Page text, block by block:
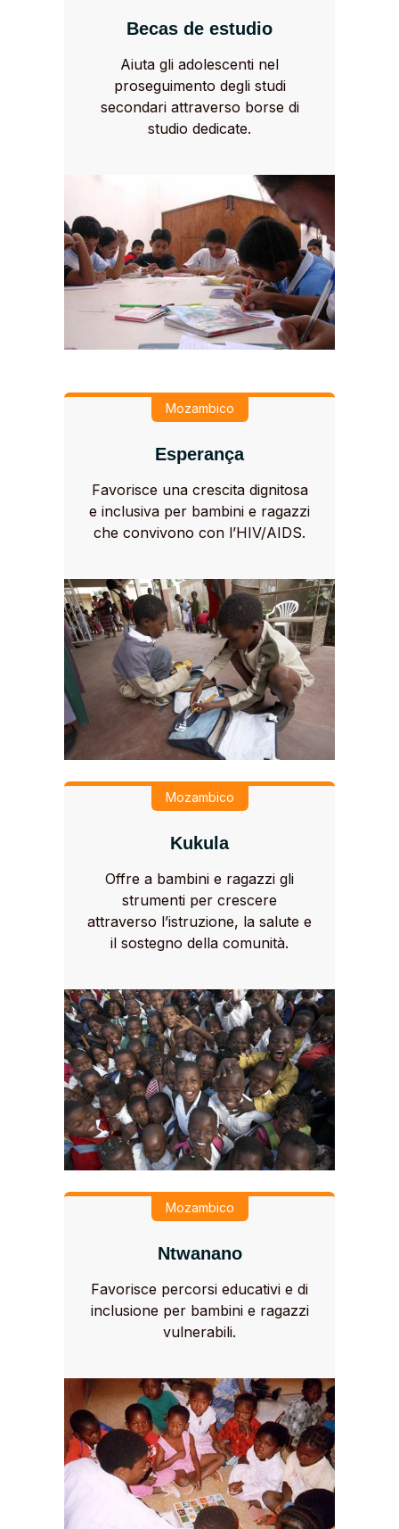
Becas de estudio
Aiuta gli adolescenti nel
proseguimento degli studi
secondari attraverso borse di
studio dedicate.
Mozambico
Esperança
Favorisce una crescita dignitosa
e inclusiva per bambini e ragazzi
che convivono con l’HIV/AIDS.
Mozambico
Kukula
Offre a bambini e ragazzi gli
strumenti per crescere
attraverso l’istruzione, la salute e
il sostegno della comunità.
Mozambico
Ntwanano
Favorisce percorsi educativi e di
inclusione per bambini e ragazzi
vulnerabili.